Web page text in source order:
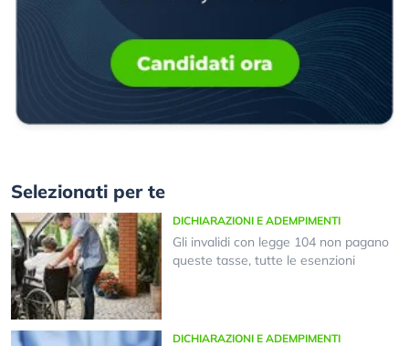
Selezionati per te
DICHIARAZIONI E ADEMPIMENTI
Gli invalidi con legge 104 non pagano
queste tasse, tutte le esenzioni
DICHIARAZIONI E ADEMPIMENTI